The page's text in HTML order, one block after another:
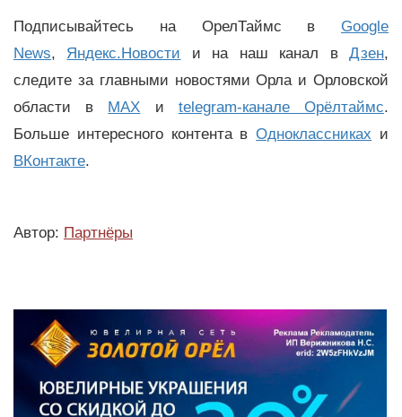
Подписывайтесь на ОрелТаймс в Google
News, Яндекс.Новости и на наш канал вДзен,
следите за главными новостями Орла и Орловской
области в MAX и telegram-канале Орёлтаймс.
Больше интересного контента вОдноклассниках и
ВКонтакте.
Автор: Партнёры